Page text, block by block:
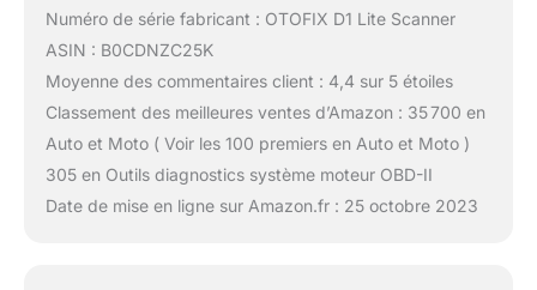
Numéro de série fabricant : OTOFIX D1 Lite Scanner
ASIN : B0CDNZC25K
Moyenne des commentaires client : 4,4 sur 5 étoiles
Classement des meilleures ventes d’Amazon : 35 700 en
Auto et Moto ( Voir les 100 premiers en Auto et Moto )
305 en Outils diagnostics système moteur OBD-II
Date de mise en ligne sur Amazon.fr : 25 octobre 2023